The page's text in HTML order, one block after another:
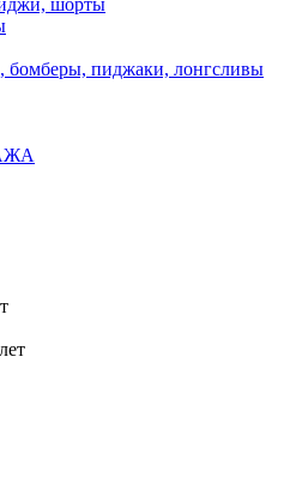
шорты
бомберы, пиджаки, лонгсливы